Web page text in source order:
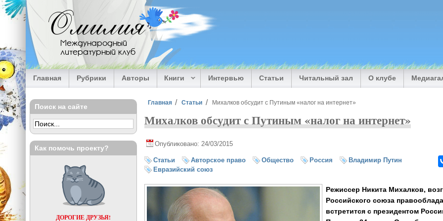
Перейти к основному содержанию
Омилия
Международный
литературный клуб
Главная Рубрики Авторы Книги Интервью Статьи Читальный зал О клубе
Вы здесь
Главная Статьи Михалков обсудит с Путиным «налог на интернет»
Михалков обсудит с Путиным «налог на интернет»
Опубликовано: 24/03/2015
Статьи Авторское право Общество Россия
Владимир Путин
Евразийский союз
Режиссер Никита Михалков,
Российского союза
встретится с президентом
Поиск на сайте
Как помочь проекту?
ДОРОГИЕ ДРУЗЬЯ!